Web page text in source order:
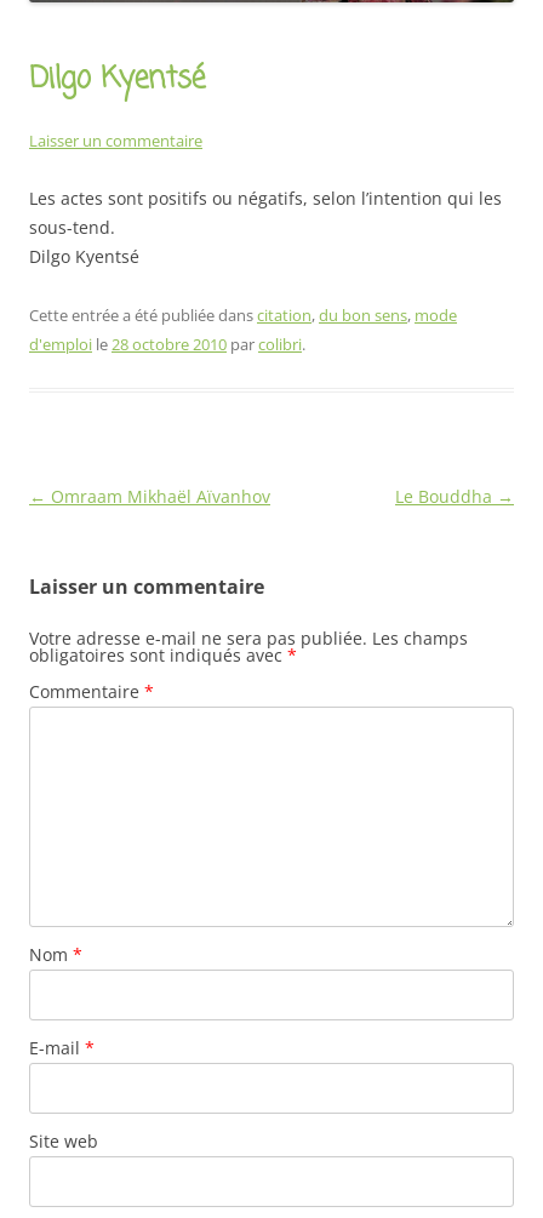
Dilgo Kyentsé
Laisser un commentaire
Les actes sont positifs ou négatifs, selon l’intention qui les
sous-tend.
Dilgo Kyentsé
Cette entrée a été publiée danscitation,du bon sens, mode
d'emploi le28 octobre 2010 parcolibri.
Navigation
← Omraam Mikhaël Aïvanhov Le Bouddha →
Laisser un commentaire
Votre adresse e-mail ne sera pas publiée. Les champs
obligatoires sont indiqués avec *
Commentaire *
Nom *
E-mail *
Site web